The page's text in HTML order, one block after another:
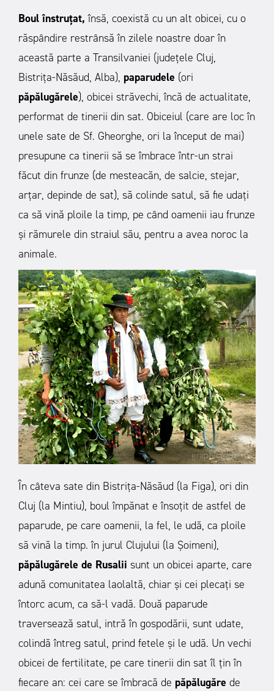
Boul înstruţat, însă, coexistă cu un alt obicei, cu o
răspândire restrânsă în zilele noastre doar în
această parte a Transilvaniei (judeţele Cluj,
Bistriţa-Năsăud, Alba), paparudele (ori
păpălugărele), obicei străvechi, încă de actualitate,
performat de tinerii din sat. Obiceiul (care are loc în
unele sate de Sf. Gheorghe, ori la început de mai)
presupune ca tinerii să se îmbrace într-un strai
făcut din frunze (de mesteacăn, de salcie, stejar,
arţar, depinde de sat), să colinde satul, să fie udaţi
ca să vină ploile la timp, pe când oamenii iau frunze
şi rămurele din straiul său, pentru a avea noroc la
animale.
În câteva sate din Bistriţa-Năsăud (la Figa), ori din
Cluj (la Mintiu), boul împănat e însoţit de astfel de
paparude, pe care oamenii, la fel, le udă, ca ploile
să vină la timp. în jurul Clujului (la Şoimeni),
păpălugărele de Rusalii sunt un obicei aparte, care
adună comunitatea laolaltă, chiar şi cei plecaţi se
întorc acum, ca să-l vadă. Două paparude
traversează satul, intră în gospodării, sunt udate,
colindă întreg satul, prind fetele şi le udă. Un vechi
obicei de fertilitate, pe care tinerii din sat îl ţin în
fiecare an: cei care se îmbracă de păpălugăre de